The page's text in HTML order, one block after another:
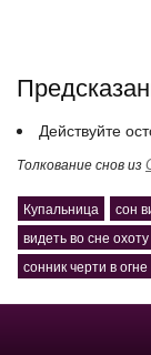
Действуйте
Толкование снов из
Купальница сон
видеть во сне
сонник черти в огне